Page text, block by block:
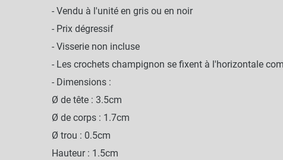
- Vendu à l'unité en gris ou en noir
- Prix dégressif
- Visserie non incluse
- Les crochets champignon se fixent à l'horizontale
- Dimensions :
Ø de tête : 3.5cm
Ø de corps : 1.7cm
Ø trou : 0.5cm
Hauteur : 1.5cm